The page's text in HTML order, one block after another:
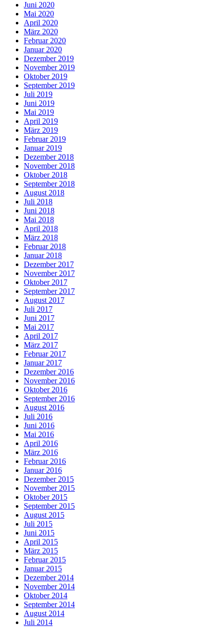
Juni 2020
Mai 2020
April 2020
März 2020
Februar 2020
Januar 2020
Dezember 2019
November 2019
Oktober 2019
September 2019
Juli 2019
Juni 2019
Mai 2019
April 2019
März 2019
Februar 2019
Januar 2019
Dezember 2018
November 2018
Oktober 2018
September 2018
August 2018
Juli 2018
Juni 2018
Mai 2018
April 2018
März 2018
Februar 2018
Januar 2018
Dezember 2017
November 2017
Oktober 2017
September 2017
August 2017
Juli 2017
Juni 2017
Mai 2017
April 2017
März 2017
Februar 2017
Januar 2017
Dezember 2016
November 2016
Oktober 2016
September 2016
August 2016
Juli 2016
Juni 2016
Mai 2016
April 2016
März 2016
Februar 2016
Januar 2016
Dezember 2015
November 2015
Oktober 2015
September 2015
August 2015
Juli 2015
Juni 2015
April 2015
März 2015
Februar 2015
Januar 2015
Dezember 2014
November 2014
Oktober 2014
September 2014
August 2014
Juli 2014